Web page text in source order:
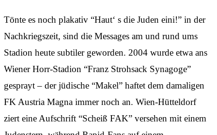
Tönte es noch plakativ “Haut‘ s die Juden eini!” in der
Nachkriegszeit, sind die Messages am und rund ums
Stadion heute subtiler geworden. 2004 wurde etwa ans
Wiener Horr-Stadion “Franz Strohsack Synagoge”
gesprayt – der jüdische “Makel” haftet dem damaligen
FK Austria Magna immer noch an. Wien-Hütteldorf
ziert eine Aufschrift “Scheiß FAK” versehen mit einem